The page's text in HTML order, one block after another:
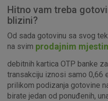
Hitno vam treba
blizini?
Od sada gotovinu sa svog
na svim prodajnim
debitnih kartica OTP banke
transakciju iznosi samo 0,66
prilikom podizanja gotovine
birate jedan od ponuđenih,
Ovi kolačići nužni su za
postavljaju kao odgovor na
za uslugama, kao što su
o njima, ali u tom slučaju neki
kolačići ne pohranjuju
identificirati.